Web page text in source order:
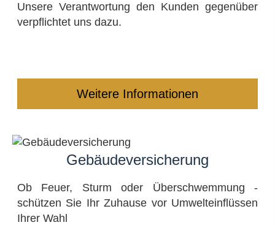
Unsere Verantwortung den Kunden gegenüber
verpflichtet uns dazu.
Weitere Informationen
Ge­bäude­ver­si­che­rung
Ob Feuer, Sturm oder Überschwemmung -
schützen Sie Ihr Zuhause vor Umwelteinflüssen
Ihrer Wahl